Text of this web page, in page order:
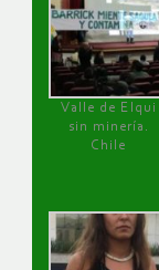
Valle de Elqui
sin minería.
Chile